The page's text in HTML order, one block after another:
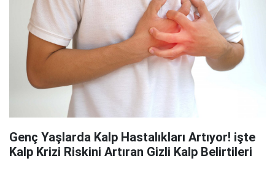
Genç Yaşlarda Kalp Hastalıkları Artıyor! işte
Kalp Krizi Riskini Artıran Gizli Kalp Belirtileri